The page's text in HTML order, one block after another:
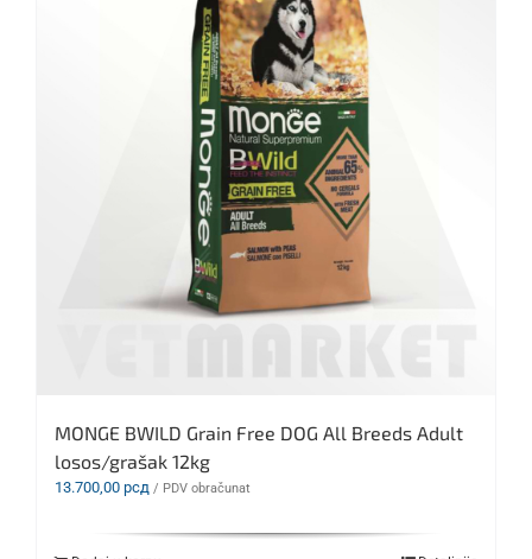
MONGE BWILD Grain Free DOG All Breeds Adult
losos/grašak 12kg
13.700,00 рсд / PDV obračunat